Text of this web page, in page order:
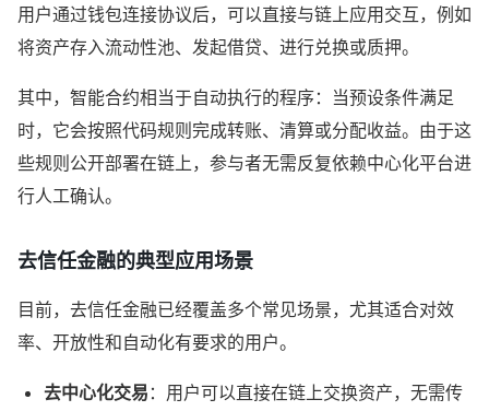
用户通过钱包连接协议后，可以直接与链上应用交互，例如
将资产存入流动性池、发起借贷、进行兑换或质押。
其中，智能合约相当于自动执行的程序：当预设条件满足
时，它会按照代码规则完成转账、清算或分配收益。由于这
些规则公开部署在链上，参与者无需反复依赖中心化平台进
行人工确认。
去信任金融的典型应用场景
目前，去信任金融已经覆盖多个常见场景，尤其适合对效
率、开放性和自动化有要求的用户。
去中心化交易 ：用户可以直接在链上交换资产，无需传